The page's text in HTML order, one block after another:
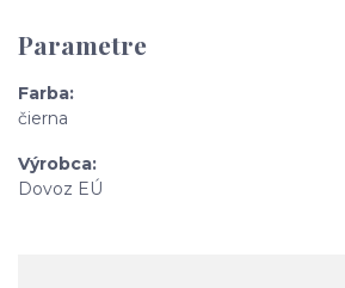
Parametre
Farba
čierna
Výrobca
Dovoz EÚ